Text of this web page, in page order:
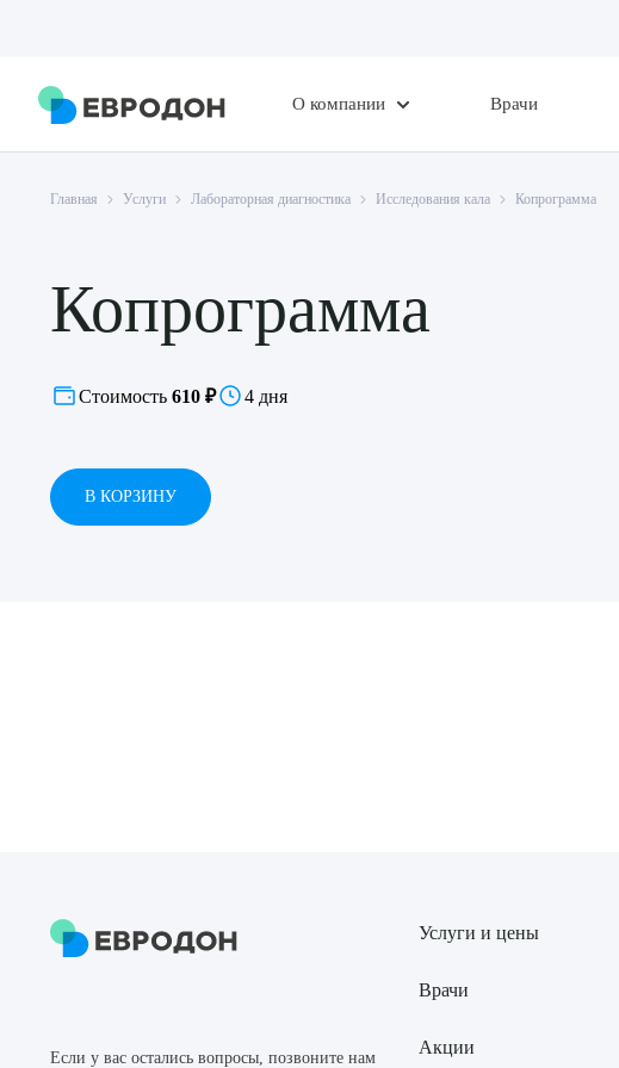
О компании Врачи
Главная Услуги Лабораторная диагностика Исследования кала Копрограмма
Копрограмма
Стоимость 610 ₽ 4 дня
В КОРЗИНУ
Если у вас остались вопросы, позвоните нам
Услуги и цены
Врачи
Акции